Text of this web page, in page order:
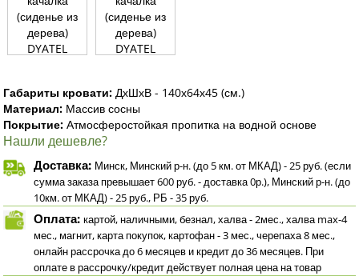
Габариты кровати: ДхШхВ - 140х64х45 (см.)
Материал: Массив сосны
Покрытие: Атмосферостойкая пропитка на водной основе
Нашли дешевле?
Доставка: Минск, Минский р-н. (до 5 км. от МКАД) - 25 руб. (если
сумма заказа превышает 600 руб. - доставка 0р.), Минский р-н. (до
10км. от МКАД) - 25 руб., РБ - 35 руб.
Оплата: картой, наличными, безнал, халва - 2мес., халва max-4
мес., магнит, карта покупок, картофан - 3 мес., черепаха 8 мес.,
онлайн рассрочка до 6 месяцев и кредит до 36 месяцев. При
оплате в рассрочку/кредит действует полная цена на товар